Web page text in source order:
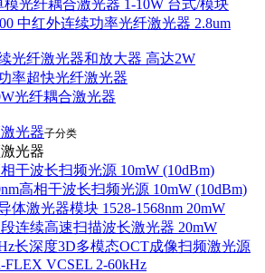
模光纤耦合激光器 1-10W 台式/模块
中红外连续功率光纤激光器 2.8um
光纤激光器和放大器 高达2W
率超快光纤激光器
光纤耦合激光器
光器子分类
光器
相干波长扫频光源 10mW (10dBm)
高相干波长扫频光源 10mW (10dBm)
体激光器模块 1528-1568nm 20mW
段连续高速扫描波长激光器 20mW
长深度3D多模态OCT成像扫频激光源
FLEX VCSEL 2-60kHz